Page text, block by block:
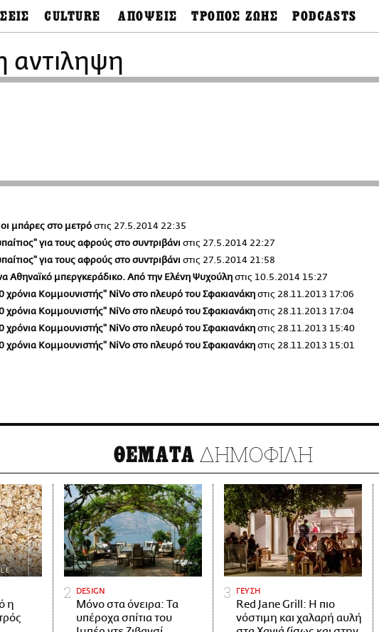
περιεχόμενο
Lifo
CULTURE
Μουσική
Θέατρο
ΑΠΟΨΕΙΣ
Στήλες
ΤΡΟΠΟΣ ΖΩΗΣ PODCASTS
Αληθινά Εγκλήματα
Ζούμε, ρε!
αντιληψη
μπάρες στο μετρόστις 27.5.2014 22:35
για τους αφρούς στο συντριβάνι στις 27.5.2014 22:27
για τους αφρούς στο συντριβάνι στις 27.5.2014 21:58
Αθηναϊκό μπεργκεράδικο. Από την Ελένη Ψυχούληστις 10.5.2014 15:27
χρόνια Κομμουνιστής" NiVo στο πλευρό του Σφακιανάκηστις 28.11.2013 17:06
χρόνια Κομμουνιστής" NiVo στο πλευρό του Σφακιανάκηστις 28.11.2013 17:04
χρόνια Κομμουνιστής" NiVo στο πλευρό του Σφακιανάκηστις 28.11.2013 15:40
χρόνια Κομμουνιστής" NiVo στο πλευρό του Σφακιανάκηστις 28.11.2013 15:01
ΘΕΜΑΤΑ ΔΗΜΟΦΙΛΗ
η
DESIGN
Μόνο στα όνειρα: Τα
υπέροχα σπίτια του
ΓΕΥΣΗ
Red Jane Grill: Η πιο
νόστιμη και χαλαρή αυλή